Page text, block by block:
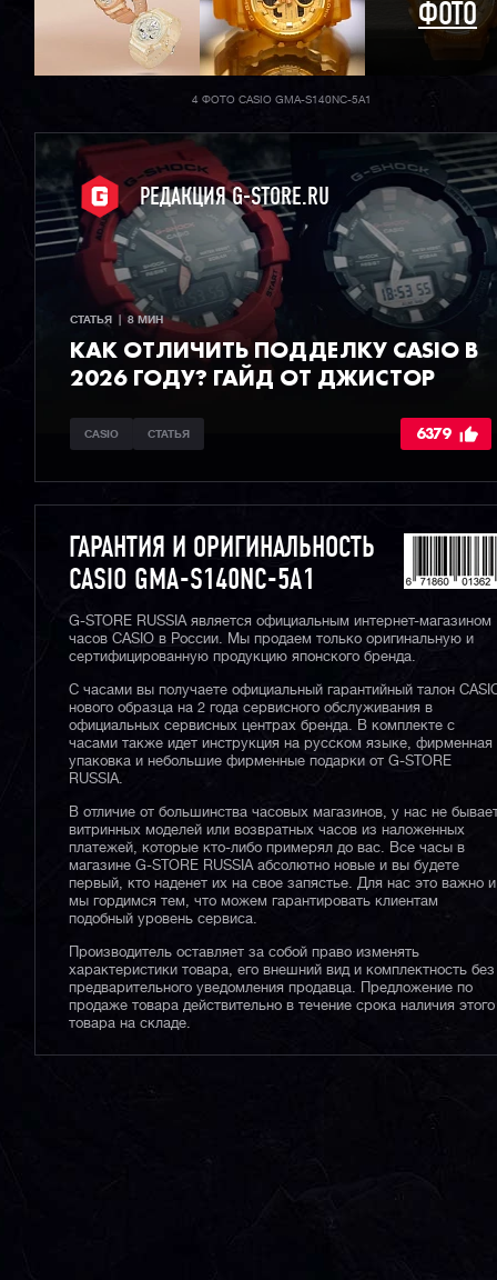
ФОТО
4 ФОТО CASIO GMA-S140NC-5A1
РЕДАКЦИЯ G-STORE.RU
СТАТЬЯ  |  8 МИН
КАК ОТЛИЧИТЬ ПОДДЕЛКУ CASIO В
2026 ГОДУ? ГАЙД ОТ ДЖИСТОР
CASIO СТАТЬЯ 6379
ГАРАНТИЯ И ОРИГИНАЛЬНОСТЬ
CASIO GMA-S140NC-5A1
G-STORE RUSSIA является официальным интернет-магазином
часов CASIO в России. Мы продаем только оригинальную и
сертифицированную продукцию японского бренда.
С часами вы получаете официальный гарантийный талон
нового образца на 2 года сервисного обслуживания в
официальных сервисных центрах бренда. В комплекте с
часами также идет инструкция на русском языке, фирменная
упаковка и небольшие фирменные подарки от G-STORE
RUSSIA.
В отличие от большинства часовых магазинов, у нас не
витринных моделей или возвратных часов из наложенных
платежей, которые кто-либо примерял до вас. Все часы в
магазине G-STORE RUSSIA абсолютно новые и вы будете
первый, кто наденет их на свое запястье. Для нас это важно и
мы гордимся тем, что можем гарантировать клиентам
подобный уровень сервиса.
Производитель оставляет за собой право изменять
характеристики товара, его внешний вид и комплектность без
предварительного уведомления продавца. Предложение по
продаже товара действительно в течение срока наличия этого
товара на складе.